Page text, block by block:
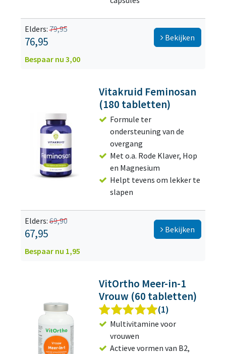
Elders:79,95
76,95
Bespaar nu 3,00
Bekijken
Vitakruid Feminosan
(180 tabletten)
Formule ter
ondersteuning van de
overgang
Met o.a. Rode Klaver, Hop
en Magnesium
Helpt tevens om lekker te
slapen
Elders:69,90
67,95
Bespaar nu 1,95
Bekijken
VitOrtho Meer-in-1
Vrouw (60 tabletten)
(1)
Multivitamine voor
vrouwen
Actieve vormen van B2,